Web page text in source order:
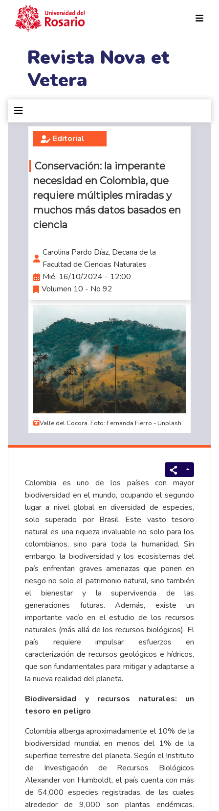
Revista Nova et
Vetera
Editorial
Conservación: la imperante
necesidad en Colombia, que
requiere múltiples miradas y
muchos más datos basados en
ciencia
Carolina Pardo Díaz, Decana de la
Facultad de Ciencias Naturales
Mié, 16/10/2024 - 12:00
Volumen 10 - No 92
Valle del Cocora. Foto: Fernanda Fierro - Unplash
Colombia es uno de los países con mayor
biodiversidad en el mundo, ocupando el segundo
lugar a nivel global en diversidad de especies,
solo superado por Brasil. Este vasto tesoro
natural es una riqueza invaluable no solo para los
colombianos, sino para toda la humanidad. Sin
embargo, la biodiversidad y los ecosistemas del
país enfrentan graves amenazas que ponen en
riesgo no solo el patrimonio natural, sino también
el bienestar y la supervivencia de las
generaciones futuras. Además, existe un
importante vacío en el estudio de los recursos
naturales (más allá de los recursos biológicos). El
país requiere impulsar esfuerzos en
caracterización de recursos geológicos e hídricos,
que son fundamentales para mitigar y adaptarse a
la nueva realidad del planeta.
Biodiversidad y recursos naturales: un
tesoro en peligro
Colombia alberga aproximadamente el 10% de la
biodiversidad mundial en menos del 1% de la
superficie terrestre del planeta. Según el Instituto
de Investigación de Recursos Biológicos
Alexander von Humboldt, el país cuenta con más
de 54,000 especies registradas, de las cuales
alrededor de 9,000 son plantas endémicas.